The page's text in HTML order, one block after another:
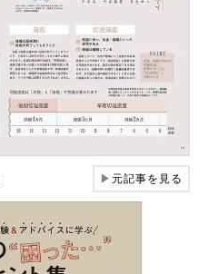
▶元記事を見る